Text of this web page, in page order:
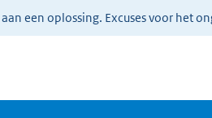
een oplossing. Excuses voor het